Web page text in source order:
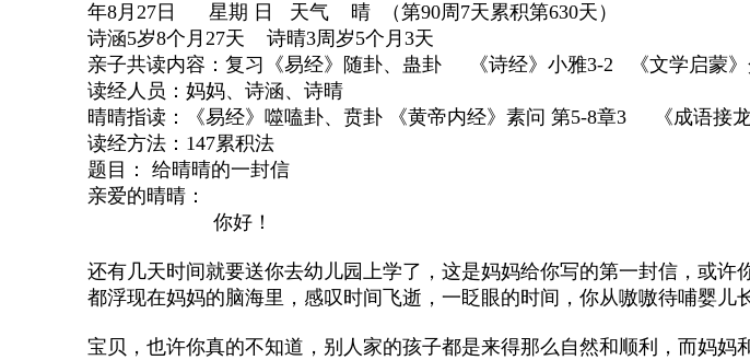
年8月27日 星期 日 天气 晴 （第90周7天累积第630天）
诗涵5岁8个月27天 诗晴3周岁5个月3天
亲子共读内容：复习《易经》随卦、蛊卦 《诗经》小雅3-2 《文学启
读经人员：妈妈、诗涵、诗晴
晴晴指读：《易经》噬嗑卦、贲卦 《黄帝内经》素问 第5-8章3 《成语接
读经方法：147累积法
题目： 给晴晴的一封信
亲爱的晴晴：
你好！
还有几天时间就要送你去幼儿园上学了，这是妈妈给你写的第一封信，或
都浮现在妈妈的脑海里，感叹时间飞逝，一眨眼的时间，你从嗷嗷待哺婴儿
宝贝，也许你真的不知道，别人家的孩子都是来得那么自然和顺利，而妈